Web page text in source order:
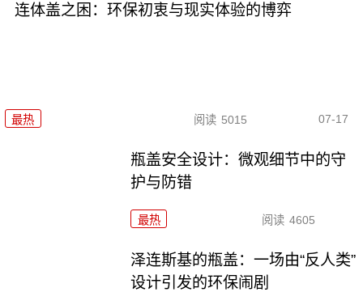
连体盖之困：环保初衷与现实体验的博弈
最热 阅读 5015 07-17
瓶盖安全设计：微观细节中的守
护与防错
最热 阅读 4605
泽连斯基的瓶盖：一场由“反人类”
设计引发的环保闹剧